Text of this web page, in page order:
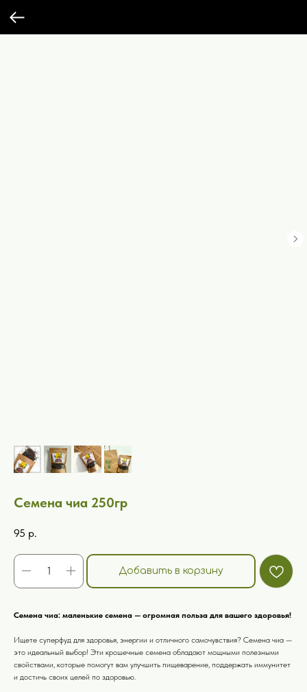
Семена чиа 250гр
95 р.
Добавить в корзину
Семена чиа: маленькие семена — огромная польза для вашего здоровья!
Ищете суперфуд для здоровья, энергии и отличного самочувствия? Семена чиа —
это идеальный выбор! Эти крошечные семена обладают мощными полезными
свойствами, которые помогут вам улучшить пищеварение, поддержать иммунитет
и достичь своих целей по здоровью.